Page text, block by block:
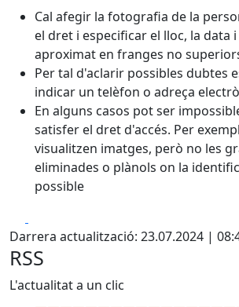
Cal afegir la fotografia de la
el dret i especificar el lloc, la data
aproximat en franges no
Per tal d'aclarir possibles dubtes
indicar un telèfon o adreça
En alguns casos pot ser
satisfer el dret d'accés. Per
visualitzen imatges, però no les
eliminades o plànols on la
possible
Darrera actualització: 23.07.2024 |
RSS
L'actualitat a un clic